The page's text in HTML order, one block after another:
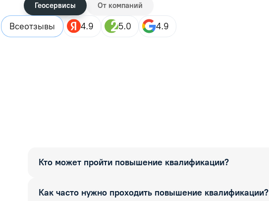
Геосервисы От компаний
Всеотзывы 4.9 5.0 4.9
Кто может пройти повышение квалификации?
Как часто нужно проходить повышение квалификации?